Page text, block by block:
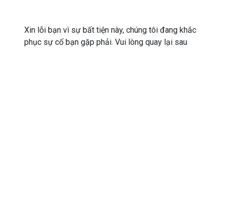
Xin lỗi bạn vì sự bất tiện này, chúng tôi đang khắc
phục sự cố bạn gặp phải. Vui lòng quay lại sau